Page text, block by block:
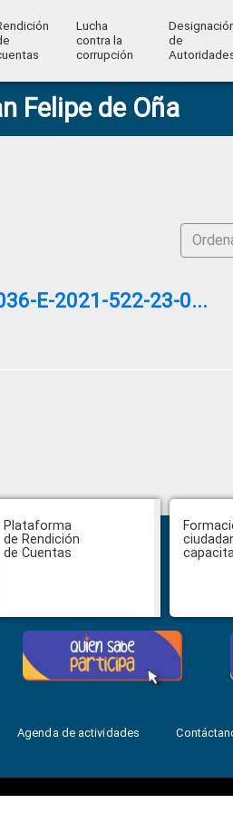
Lucha
contra la
corrupción
de
Felipe de Oña
E-2021-522-23-0...
Plataforma
de Rendición
de Cuentas
CPCCS
Veeduría
autoridad de la
Agenda de actividades